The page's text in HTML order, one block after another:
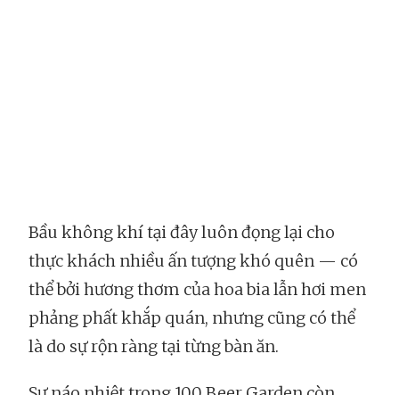
Bầu không khí tại đây luôn đọng lại cho
thực khách nhiều ấn tượng khó quên — có
thể bởi hương thơm của hoa bia lẫn hơi men
phảng phất khắp quán, nhưng cũng có thể
là do sự rộn ràng tại từng bàn ăn.